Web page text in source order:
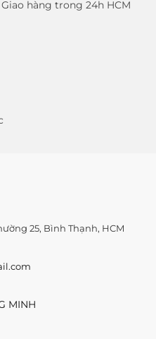
Giao hàng trong 24h HCM
25, Bình Thạnh, HCM
MINH